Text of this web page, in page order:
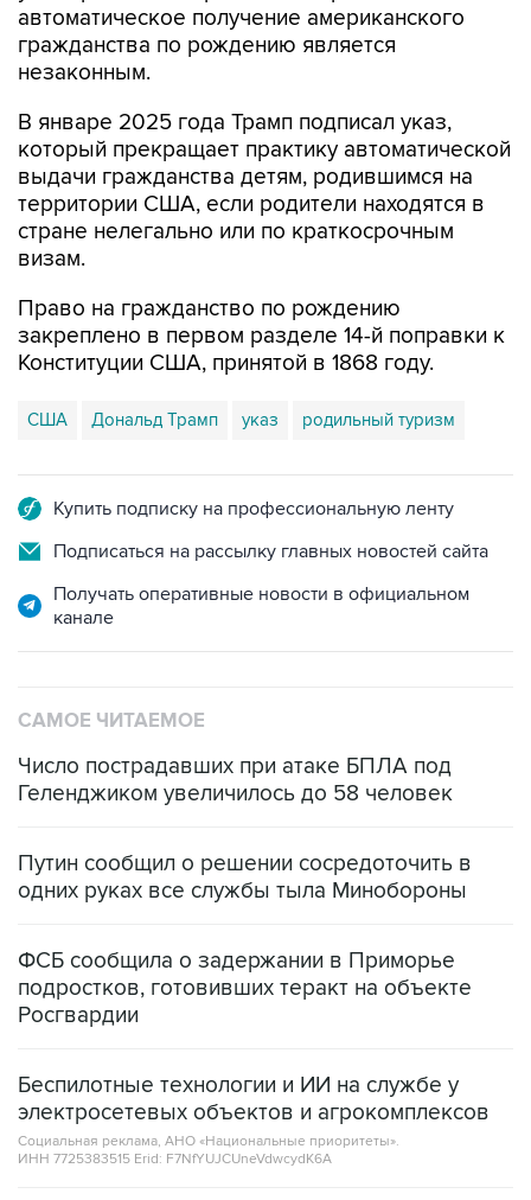
автоматическое получение американского
гражданства по рождению является
незаконным.
В январе 2025 года Трамп подписал указ,
который прекращает практику автоматической
выдачи гражданства детям, родившимся на
территории США, если родители находятся в
стране нелегально или по краткосрочным
визам.
Право на гражданство по рождению
закреплено в первом разделе 14-й поправки к
Конституции США, принятой в 1868 году.
США Дональд Трамп указ родильный туризм
Купить подписку на профессиональную ленту
Подписаться на рассылку главных новостей сайта
Получать оперативные новости в официальном
канале
САМОЕ ЧИТАЕМОЕ
Число пострадавших при атаке БПЛА под
Геленджиком увеличилось до 58 человек
Путин сообщил о решении сосредоточить в
одних руках все службы тыла Минобороны
ФСБ сообщила о задержании в Приморье
подростков, готовивших теракт на объекте
Росгвардии
Беспилотные технологии и ИИ на службе у
электросетевых объектов и агрокомплексов
Социальная реклама, АНО «Национальные приоритеты».
ИНН 7725383515 Erid: F7NfYUJCUneVdwcydK6A